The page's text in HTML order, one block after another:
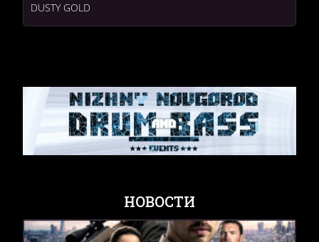
DUSTY GOLD
НОВОСТИ